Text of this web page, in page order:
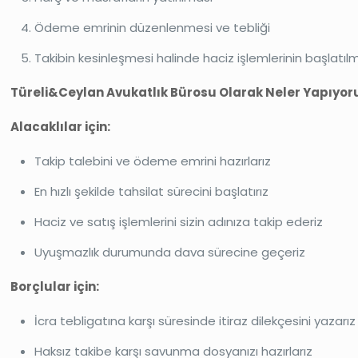
Ödeme emrinin düzenlenmesi ve tebliği
Takibin kesinleşmesi halinde haciz işlemlerinin
Türeli&Ceylan Avukatlık Bürosu Olarak Neler
Alacaklılar için:
Takip talebini ve ödeme emrini hazırlarız
En hızlı şekilde tahsilat sürecini başlatırız
Haciz ve satış işlemlerini sizin adınıza takip ederiz
Uyuşmazlık durumunda dava sürecine geçeriz
Borçlular için:
İcra tebligatına karşı süresinde itiraz dilekçesini yazarız
Haksız takibe karşı savunma dosyanızı hazırlarız